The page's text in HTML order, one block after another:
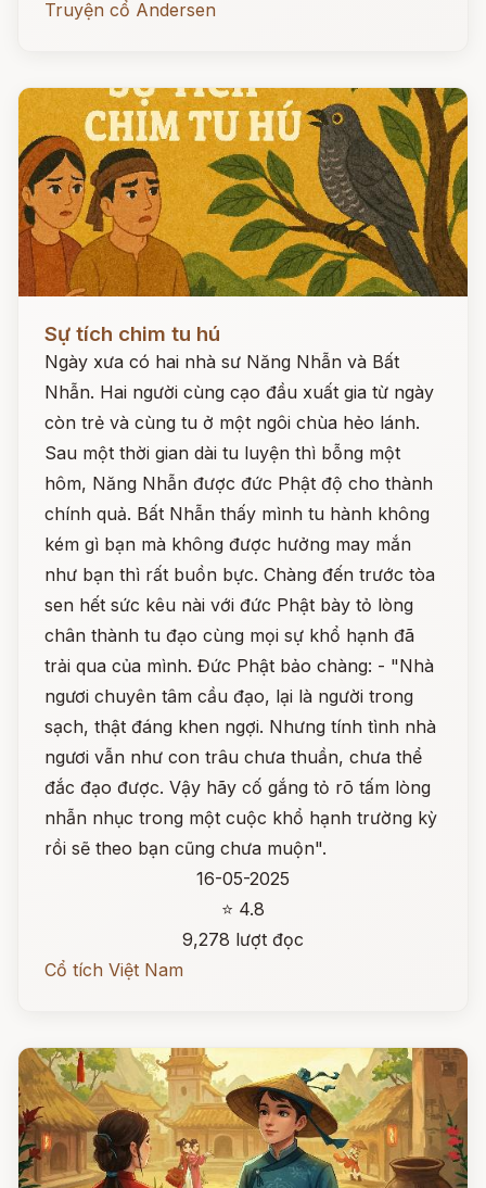
Truyện cổ Andersen
Sự tích chim tu hú
Ngày xưa có hai nhà sư Năng Nhẫn và Bất
Nhẫn. Hai người cùng cạo đầu xuất gia từ ngày
còn trẻ và cùng tu ở một ngôi chùa hẻo lánh.
Sau một thời gian dài tu luyện thì bỗng một
hôm, Năng Nhẫn được đức Phật độ cho thành
chính quả. Bất Nhẫn thấy mình tu hành không
kém gì bạn mà không được hưởng may mắn
như bạn thì rất buồn bực. Chàng đến trước tòa
sen hết sức kêu nài với đức Phật bày tỏ lòng
chân thành tu đạo cùng mọi sự khổ hạnh đã
trải qua của mình. Đức Phật bảo chàng: - "Nhà
ngươi chuyên tâm cầu đạo, lại là người trong
sạch, thật đáng khen ngợi. Nhưng tính tình nhà
ngươi vẫn như con trâu chưa thuần, chưa thể
đắc đạo được. Vậy hãy cố gắng tỏ rõ tấm lòng
nhẫn nhục trong một cuộc khổ hạnh trường kỳ
rồi sẽ theo bạn cũng chưa muộn".
16-05-2025
⭐ 4.8
9,278 lượt đọc
Cổ tích Việt Nam